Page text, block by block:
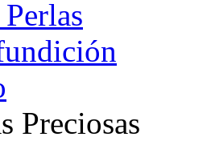
Preciosas